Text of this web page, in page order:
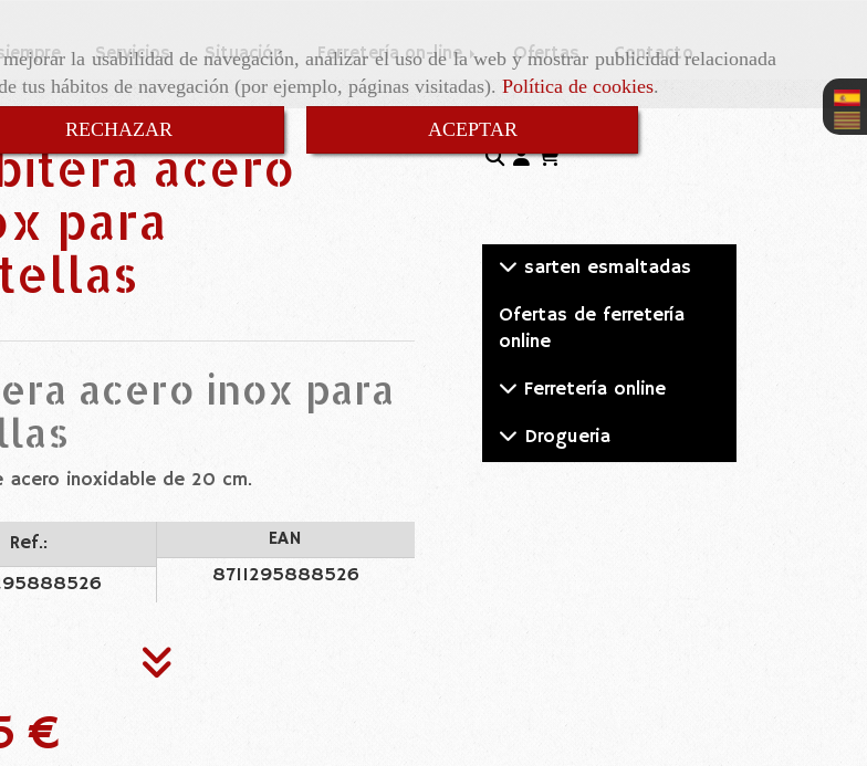
la usabilidad de navegación, analizar el uso de la web y mostrar publicidad relacionada
tus hábitos de navegación (por ejemplo, páginas visitadas). Política de cookies.
RECHAZAR ACEPTAR
Servicios Situación Ferretería on-line Ofertas Contacto
acero
para
acero inox para
acero inoxidable de 20 cm.
Ref.:
EAN
8711295888526
€
sarten esmaltadas
Ofertas de ferretería
online
Ferretería online
Drogueria